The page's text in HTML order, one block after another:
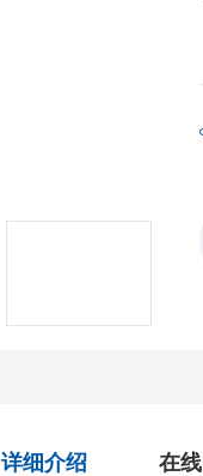
详细介绍 在